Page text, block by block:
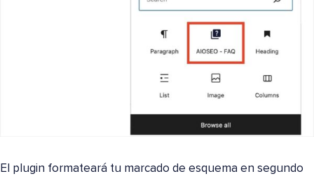
El plugin formateará tu marcado de esquema en segundo